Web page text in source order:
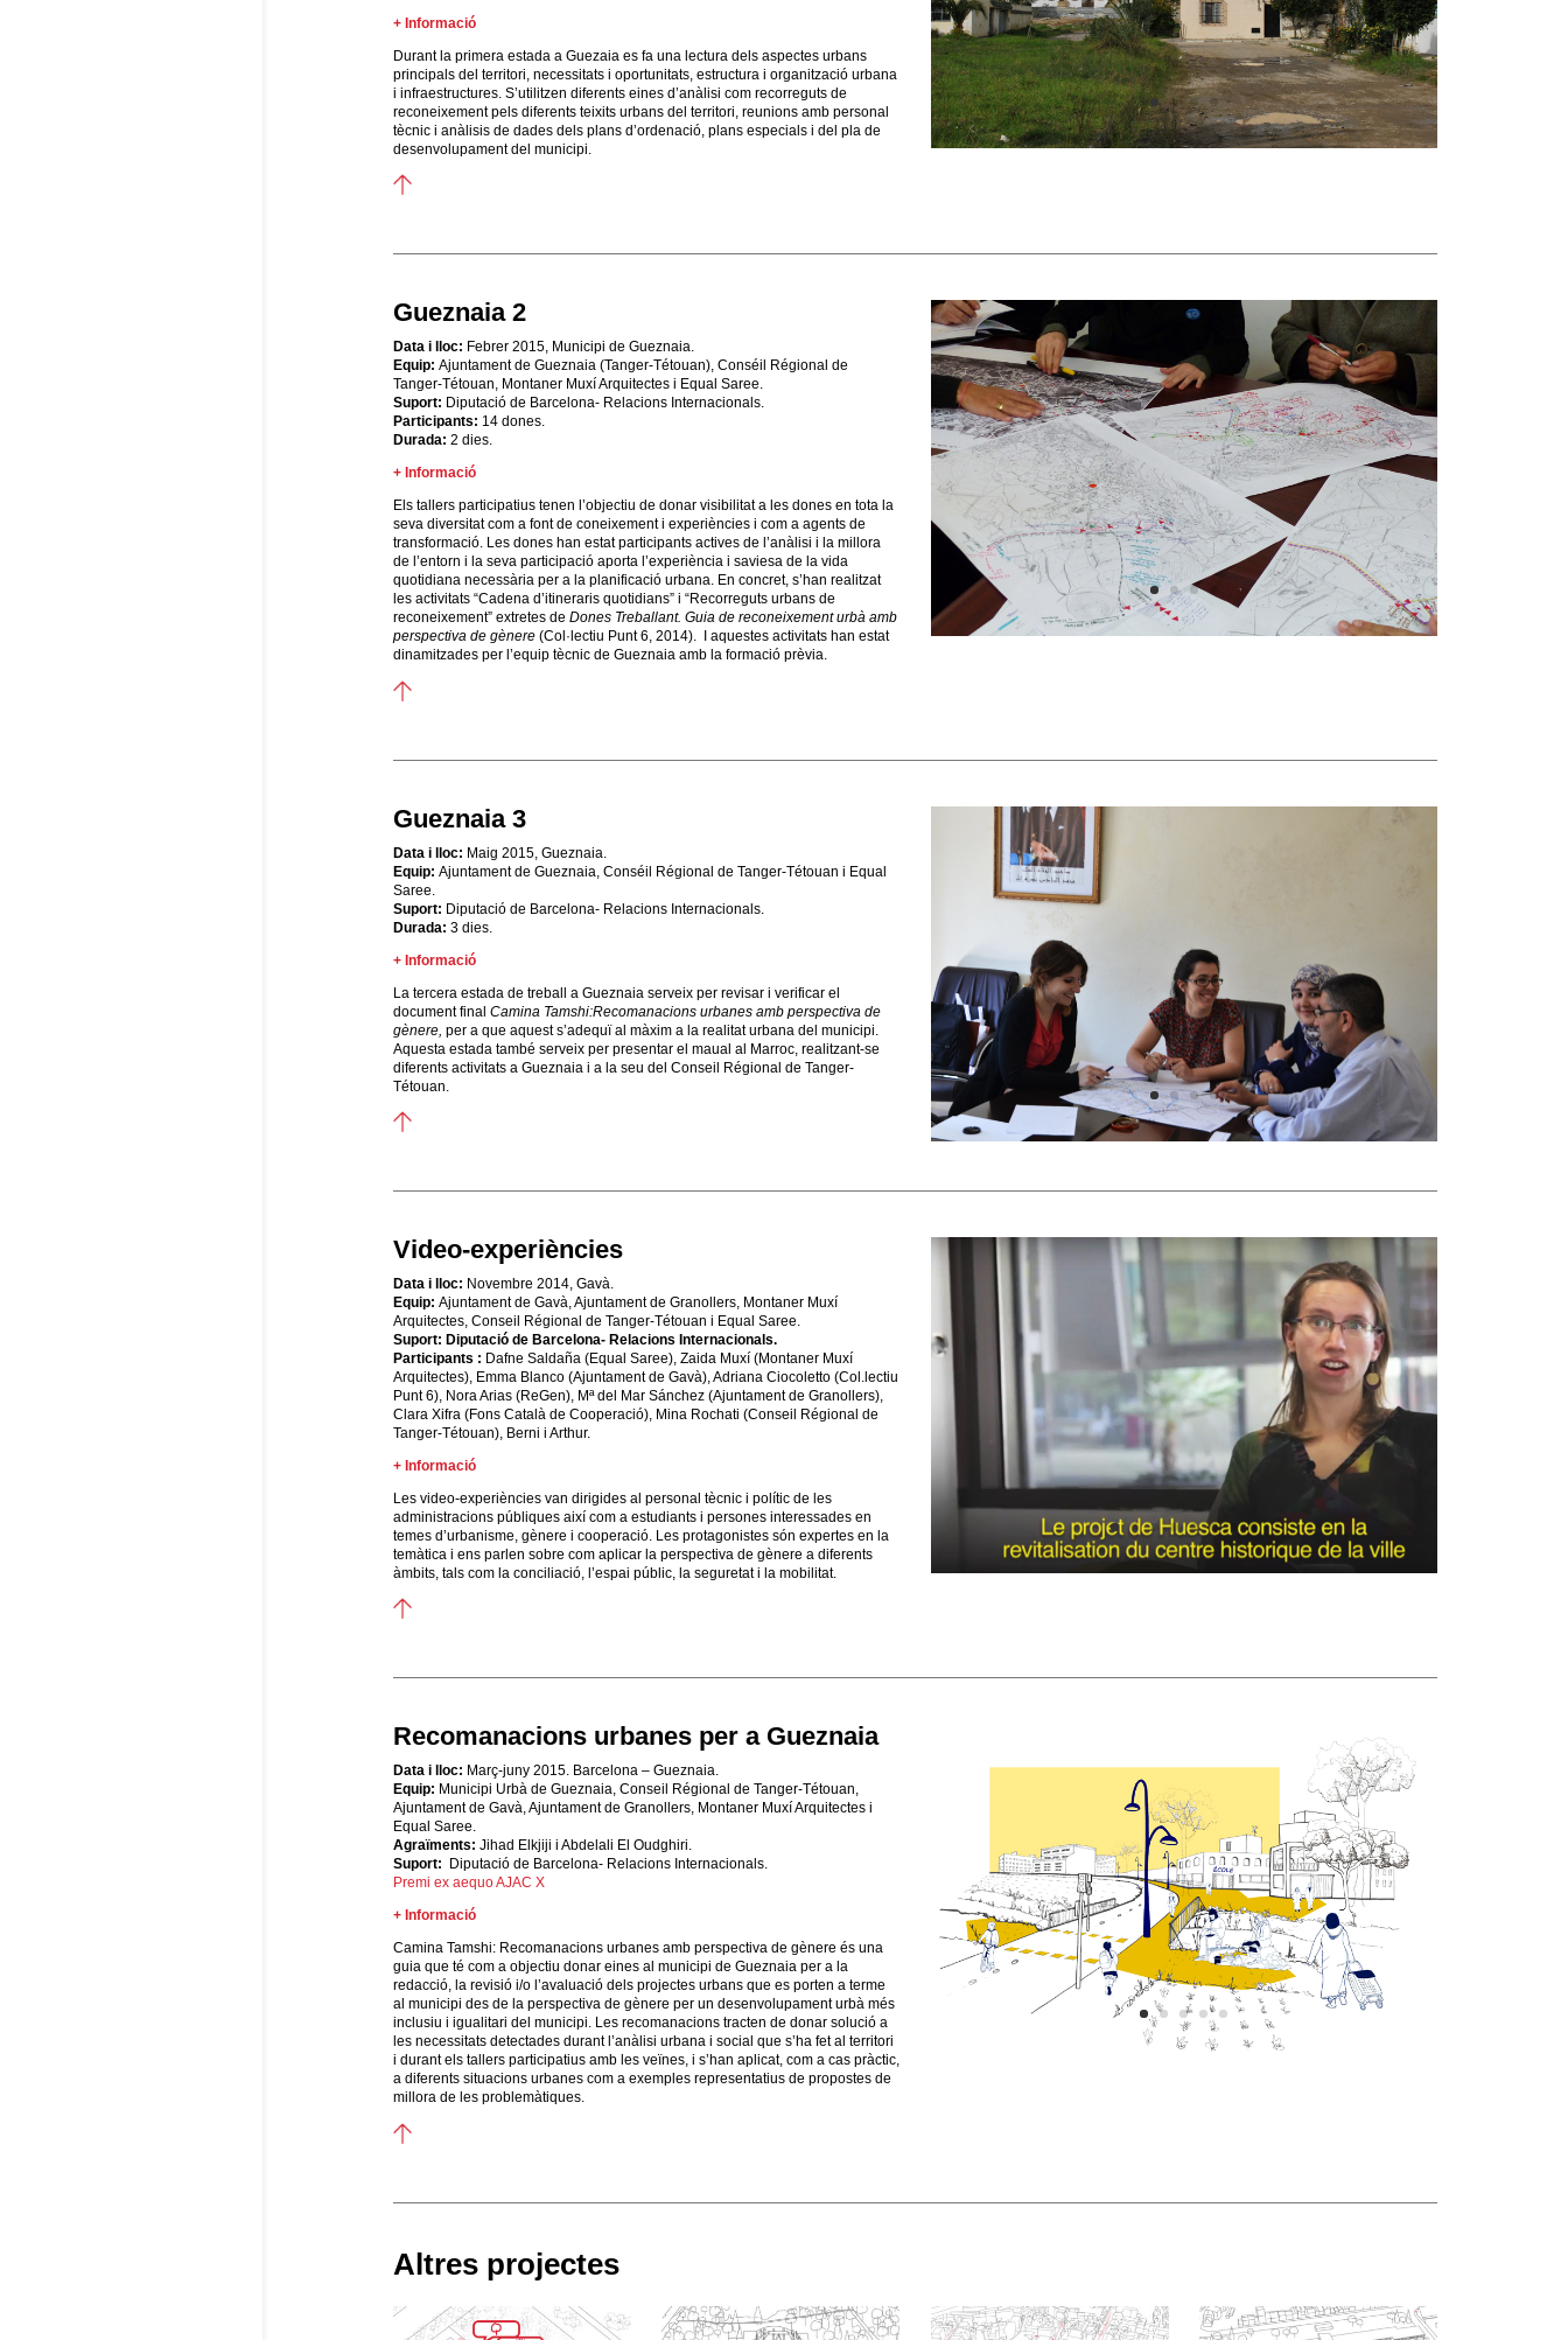
+ Informació
Durant la primera estada a Guezaia es fa una lectura dels aspectes urbans
principals del territori, necessitats i oportunitats, estructura i organització urbana
i infraestructures. S’utilitzen diferents eines d’anàlisi com recorreguts de
reconeixement pels diferents teixits urbans del territori, reunions amb personal
tècnic i anàlisis de dades dels plans d’ordenació, plans especials i del pla de
desenvolupament del municipi.
Gueznaia 2
Data i lloc: Febrer 2015, Municipi de Gueznaia.
Equip: Ajuntament de Gueznaia (Tanger-Tétouan), Conséil Régional de
Tanger-Tétouan, Montaner Muxí Arquitectes i Equal Saree.
Suport: Diputació de Barcelona- Relacions Internacionals.
Participants: 14 dones.
Durada: 2 dies.
+ Informació
Els tallers participatius tenen l’objectiu de donar visibilitat a les dones en tota la
seva diversitat com a font de coneixement i experiències i com a agents de
transformació. Les dones han estat participants actives de l’anàlisi i la millora
de l’entorn i la seva participació aporta l’experiència i saviesa de la vida
quotidiana necessària per a la planificació urbana. En concret, s’han realitzat
les activitats “Cadena d’itineraris quotidians” i “Recorreguts urbans de
reconeixement” extretes de Dones Treballant. Guia de reconeixement urbà amb
perspectiva de gènere(Col·lectiu Punt 6, 2014). I aquestes activitats han estat
dinamitzades per l’equip tècnic de Gueznaia amb la formació prèvia.
Gueznaia 3
Data i lloc: Maig 2015, Gueznaia.
Equip: Ajuntament de Gueznaia, Conséil Régional de Tanger-Tétouan i Equal
Saree.
Suport: Diputació de Barcelona- Relacions Internacionals.
Durada: 3 dies.
+ Informació
La tercera estada de treball a Gueznaia serveix per revisar i verificar el
document final Camina Tamshi:Recomanacions urbanes amb perspectiva de
gènere, per a que aquest s’adequï al màxim a la realitat urbana del municipi.
Aquesta estada també serveix per presentar el maual al Marroc, realitzant-se
diferents activitats a Gueznaia i a la seu del Conseil Régional de Tanger-
Tétouan.
Video-experiències
Data i lloc: Novembre 2014, Gavà.
Equip: Ajuntament de Gavà, Ajuntament de Granollers, Montaner Muxí
Arquitectes, Conseil Régional de Tanger‐Tétouan i Equal Saree.
Suport: Diputació de Barcelona- Relacions Internacionals.
Participants : Dafne Saldaña (Equal Saree), Zaida Muxí (Montaner Muxí
Arquitectes), Emma Blanco (Ajuntament de Gavà), Adriana Ciocoletto (Col.lectiu
Punt 6), Nora Arias (ReGen), Mª del Mar Sánchez (Ajuntament de Granollers),
Clara Xifra (Fons Català de Cooperació), Mina Rochati (Conseil Régional de
Tanger‐Tétouan), Berni i Arthur.
+ Informació
Les video-experiències van dirigides al personal tècnic i polític de les
administracions públiques així com a estudiants i persones interessades en
temes d’urbanisme, gènere i cooperació. Les protagonistes són expertes en la
temàtica i ens parlen sobre com aplicar la perspectiva de gènere a diferents
àmbits, tals com la conciliació, l’espai públic, la seguretat i la mobilitat.
Recomanacions urbanes per a Gueznaia
Data i lloc: Març-juny 2015. Barcelona – Gueznaia.
Equip: Municipi Urbà de Gueznaia, Conseil Régional de Tanger‐Tétouan,
Ajuntament de Gavà, Ajuntament de Granollers, Montaner Muxí Arquitectes i
Equal Saree.
Agraïments: Jihad Elkjiji i Abdelali El Oudghiri.
Suport:
Diputació de Barcelona- Relacions Internacionals.
Premi ex aequo AJAC X
+ Informació
Camina Tamshi: Recomanacions urbanes amb perspectiva de gènere és una
guia que té com a objectiu donar eines al municipi de Gueznaia per a la
redacció, la revisió i/o l’avaluació dels projectes urbans que es porten a terme
al municipi des de la perspectiva de gènere per un desenvolupament urbà més
inclusiu i igualitari del municipi. Les recomanacions tracten de donar solució a
les necessitats detectades durant l’anàlisi urbana i social que s’ha fet al territori
i durant els tallers participatius amb les veïnes, i s’han aplicat, com a cas pràctic,
a diferents situacions urbanes com a exemples representatius de propostes de
millora de les problemàtiques.
Altres projectes